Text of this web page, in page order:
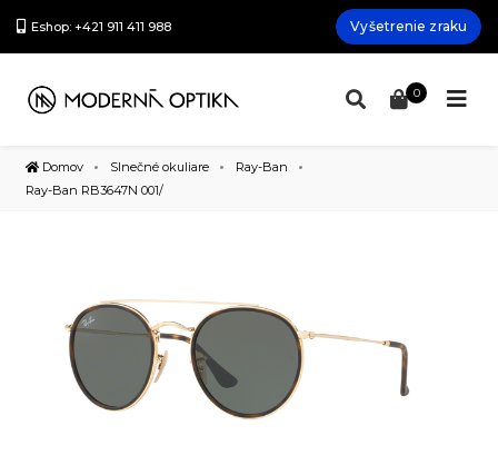
Eshop: +421 911 411 988 Vyšetrenie zraku
0
Domov Slnečné okuliare
Ray-Ban
Ray-Ban RB3647N 001/